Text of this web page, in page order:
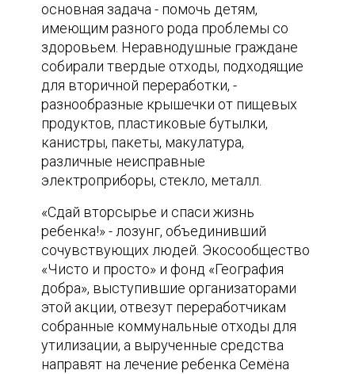
основная задача - помочь детям,
имеющим разного рода проблемы со
здоровьем. Неравнодушные граждане
собирали твердые отходы, подходящие
для вторичной переработки, -
разнообразные крышечки от пищевых
продуктов, пластиковые бутылки,
канистры, пакеты, макулатура,
различные неисправные
электроприборы, стекло, металл.
«Сдай вторсырье и спаси жизнь
ребенка!» - лозунг, объединивший
сочувствующих людей. Экосообщество
«Чисто и просто» и фонд «География
добра», выступившие организаторами
этой акции, отвезут переработчикам
собранные коммунальные отходы для
утилизации, а вырученные средства
направят на лечение ребенка Семёна